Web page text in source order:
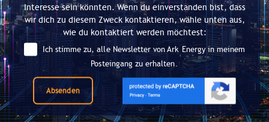
Interesse sein könnten. Wenn du einverstanden bist, dass
wir dich zu diesem Zweck kontaktieren, wähle unten aus,
wie du kontaktiert werden möchtest:
Ich stimme zu, alle Newsletter von Ark Energy in meinem
Posteingang zu erhalten.
Absenden